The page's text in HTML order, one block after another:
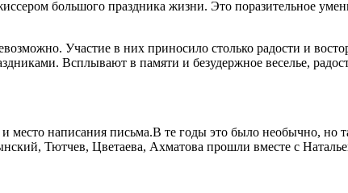
большого праздника жизни. Это поразительное
Участие в них приносило столько радости и
Всплывают в памяти и безудержное веселье,
и место написания письма.В те годы это было необычно,
Тютчев, Цветаева, Ахматова прошли вместе с